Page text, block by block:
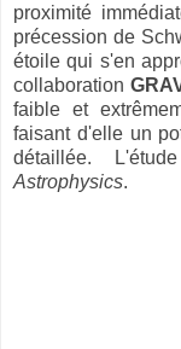
proximité
précession de
étoile qui s'en
collaboration
faible et
faisant d'elle un
détaillée.
Astrophysics.